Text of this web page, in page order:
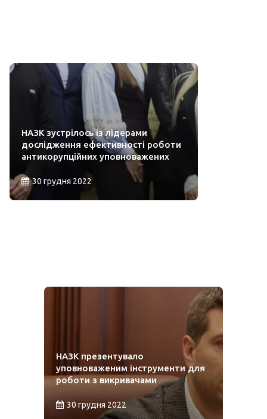
НАЗК зустрілось із лідерами
дослідження ефективності роботи
антикорупційних уповноважених
30 грудня 2022
НАЗК презентувало
уповноваженим інструменти для
роботи з викривачами
30 грудня 2022